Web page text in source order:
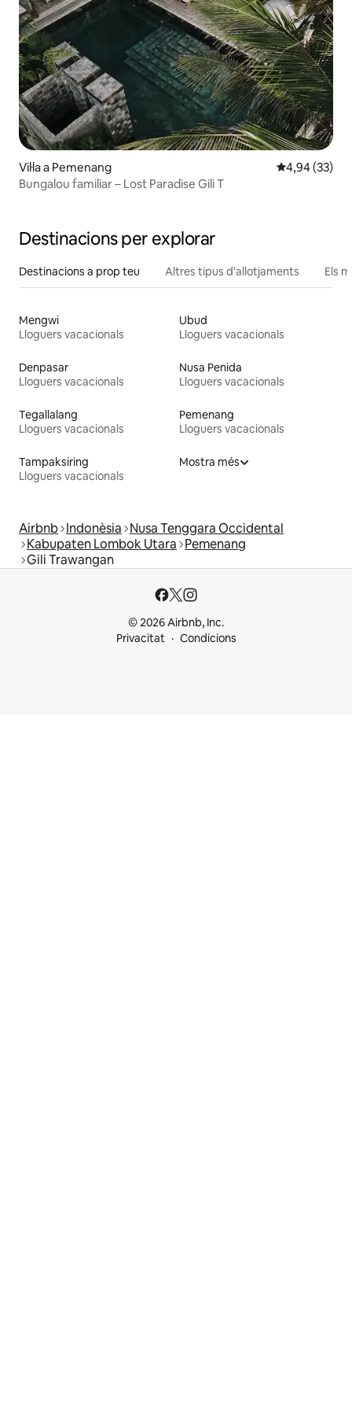
Vil·la a Pemenang 4,94 de
4,94 (33)
Bungalou familiar – Lost Paradise Gili T
Destinacions per explorar
Destinacions a prop teu Altres tipus d'allotjaments Els
Mengwi
Lloguers vacacionals
Ubud
Lloguers vacacionals
Denpasar
Lloguers vacacionals
Nusa Penida
Lloguers vacacionals
Tegallalang
Lloguers vacacionals
Pemenang
Lloguers vacacionals
Tampaksiring
Lloguers vacacionals
Mostra més
Airbnb Indonèsia Nusa Tenggara Occidental
Kabupaten Lombok Utara Pemenang
Gili Trawangan
© 2026 Airbnb, Inc.
Privacitat
Condicions